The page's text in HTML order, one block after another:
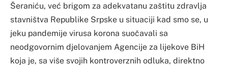
Šeraniću, već brigom za adekvatanu zaštitu zdravlja
stavništva Republike Srpske u situaciji kad smo se, u
jeku pandemije virusa korona suočavali sa
neodgovornim djelovanjem Agencije za lijekove BiH
koja je, sa više svojih kontroverznih odluka, direktno